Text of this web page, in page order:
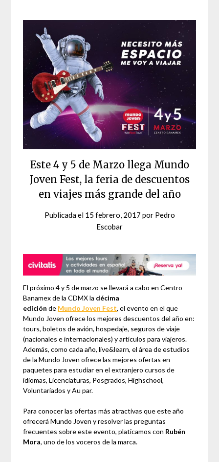
Este 4 y 5 de Marzo llega Mundo
Joven Fest, la feria de descuentos
en viajes más grande del año
Publicada el 15 febrero, 2017 por Pedro
Escobar
El próximo 4 y 5 de marzo se llevará a cabo en Centro
Banamex de la CDMX la décima
edición de Mundo Joven Fest, el evento en el que
Mundo Joven ofrece los mejores descuentos del año en:
tours, boletos de avión, hospedaje, seguros de viaje
(nacionales e internacionales) y artículos para viajeros.
Además, como cada año, live&learn, el área de estudios
de la Mundo Joven ofrece las mejores ofertas en
paquetes para estudiar en el extranjero cursos de
idiomas, Licenciaturas, Posgrados, Highschool,
Voluntariados y Au par.
Para conocer las ofertas más atractivas que este año
ofrecerá Mundo Joven y resolver las preguntas
frecuentes sobre este evento, platicamos con Rubén
Mora, uno de los voceros de la marca.